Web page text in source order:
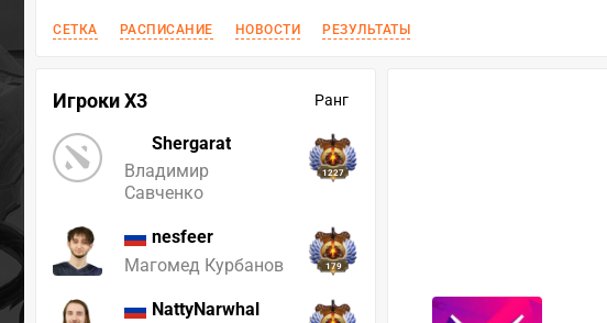
СЕТКА РАСПИСАНИЕ НОВОСТИ РЕЗУЛЬТАТЫ
Игроки X3 Ранг
Shergarat
Владимир
Савченко
1227
nesfeer
Магомед Курбанов
179
NattyNarwhal